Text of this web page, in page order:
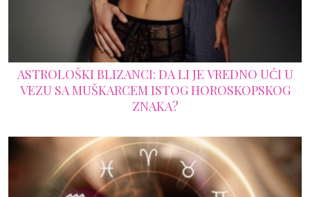
ASTROLOŠKI BLIZANCI: DA LI JE VREDNO UĆI U
VEZU SA MUŠKARCEM ISTOG HOROSKOPSKOG
ZNAKA?